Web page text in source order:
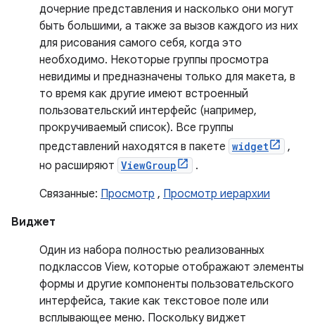
дочерние представления и насколько они могут
быть большими, а также за вызов каждого из них
для рисования самого себя, когда это
необходимо. Некоторые группы просмотра
невидимы и предназначены только для макета, в
то время как другие имеют встроенный
пользовательский интерфейс (например,
прокручиваемый список). Все группы
представлений находятся в пакете widget
,
но расширяют ViewGroup
.
Связанные: Просмотр , Просмотр иерархии
Виджет
Один из набора полностью реализованных
подклассов View, которые отображают элементы
формы и другие компоненты пользовательского
интерфейса, такие как текстовое поле или
всплывающее меню. Поскольку виджет